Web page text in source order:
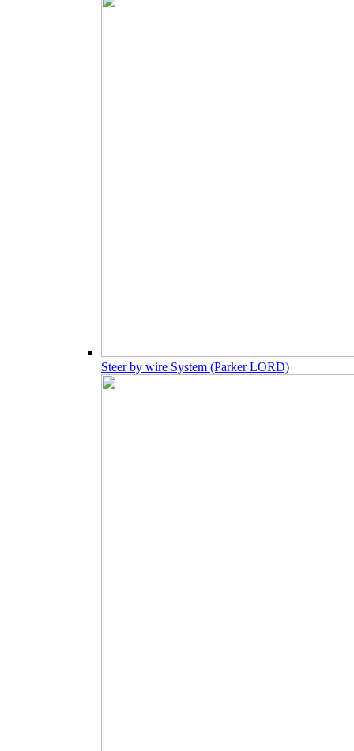
Steer by wire System (Parker LORD)